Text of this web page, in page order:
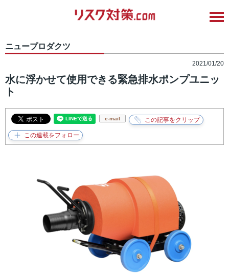
ニュープロダクツ
2021/01/20
水に浮かせて使用できる緊急排水ポンプユニッ
ト
e-mail